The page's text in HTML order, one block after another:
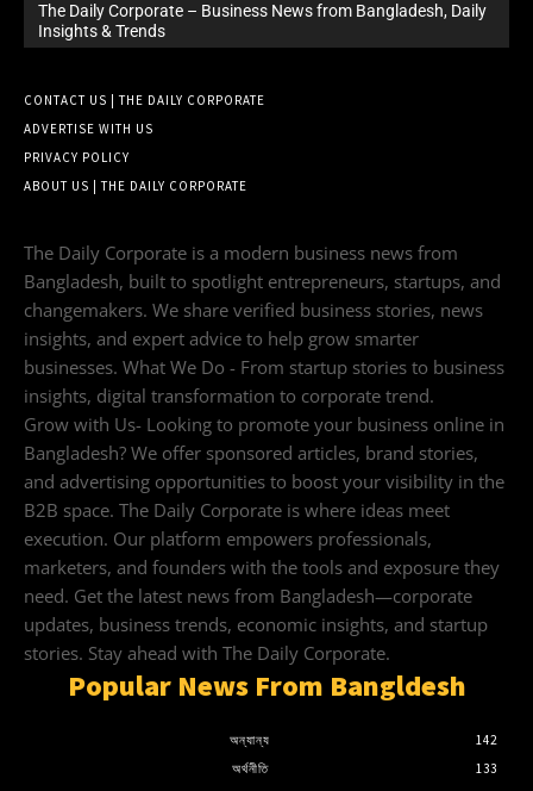
The Daily Corporate – Business News from Bangladesh, Daily
Insights & Trends
CONTACT US | THE DAILY CORPORATE
ADVERTISE WITH US
PRIVACY POLICY
ABOUT US | THE DAILY CORPORATE
The Daily Corporate is a modern business news from
Bangladesh, built to spotlight entrepreneurs, startups, and
changemakers. We share verified business stories, news
insights, and expert advice to help grow smarter
businesses. What We Do - From startup stories to business
insights, digital transformation to corporate trend.
Grow with Us- Looking to promote your business online in
Bangladesh? We offer sponsored articles, brand stories,
and advertising opportunities to boost your visibility in the
B2B space. The Daily Corporate is where ideas meet
execution. Our platform empowers professionals,
marketers, and founders with the tools and exposure they
need. Get the latest news from Bangladesh—corporate
updates, business trends, economic insights, and startup
stories. Stay ahead with The Daily Corporate.
Popular News From Bangldesh
অন্যান্য
142
অর্থনীতি
133